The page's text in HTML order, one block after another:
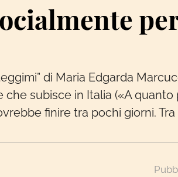
di Maria Edgarda
che subisce in Italia («A
finire tra pochi giorni.